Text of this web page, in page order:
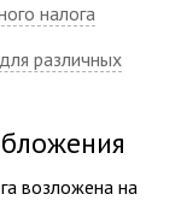
налога
различных
возложена на